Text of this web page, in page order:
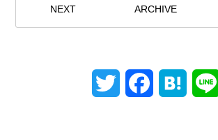
NEXT ARCHIVE
Twitter FacebookHatena